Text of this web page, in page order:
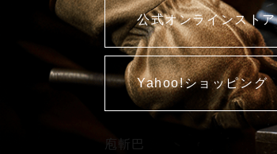
公式オンラインストア
Yahoo!ショッピング
庖斬巴